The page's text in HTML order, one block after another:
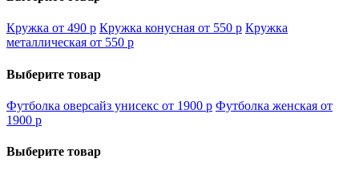
Кружка от 490 p Кружка конусная от 550 p Кружка
металлическая от 550 p
Выберите товар
Футболка оверсайз унисекс от 1900 p Футболка женская от
1900 p
Выберите товар